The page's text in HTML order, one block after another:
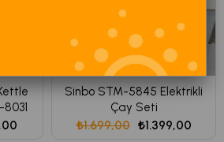
Sinbo STM-5845 Elektrikli
Çay Seti
₺1.399,00
₺1.699,00
Ücretsiz Kargo